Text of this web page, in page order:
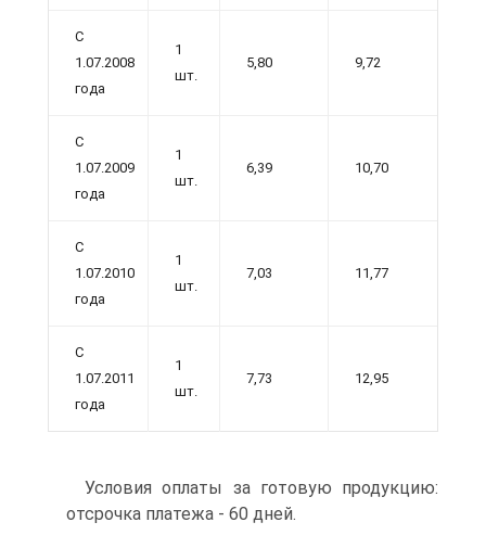
С
1.07.2008
года
1
шт.
5,80 9,72
С
1.07.2009
года
1
шт.
6,39 10,70
С
1.07.2010
года
1
шт.
7,03 11,77
С
1.07.2011
года
1
шт.
7,73 12,95
Условия оплаты за готовую продукцию:
отсрочка платежа - 60 дней.